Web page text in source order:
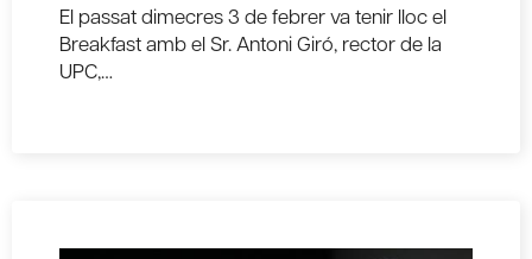
El passat dimecres 3 de febrer va tenir lloc el
Breakfast amb el Sr. Antoni Giró, rector de la
UPC,…